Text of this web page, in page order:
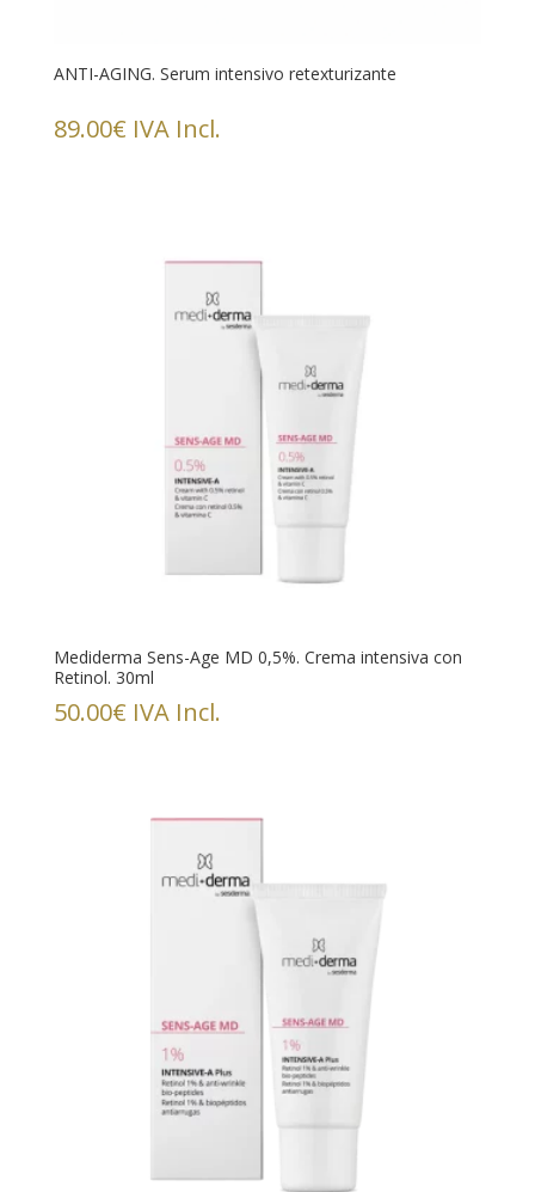
ANTI-AGING. Serum intensivo retexturizante
89.00€ IVA Incl.
Mediderma Sens-Age MD 0,5%. Crema intensiva con
Retinol. 30ml
50.00€ IVA Incl.